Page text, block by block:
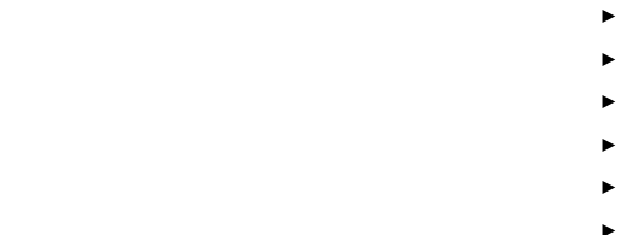
►
►
►
►
►
►